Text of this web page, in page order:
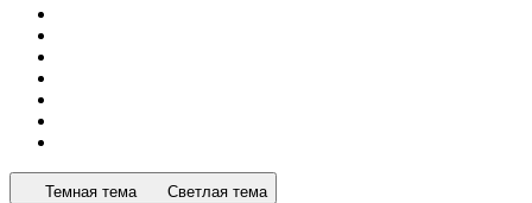
Темная тема Светлая тема